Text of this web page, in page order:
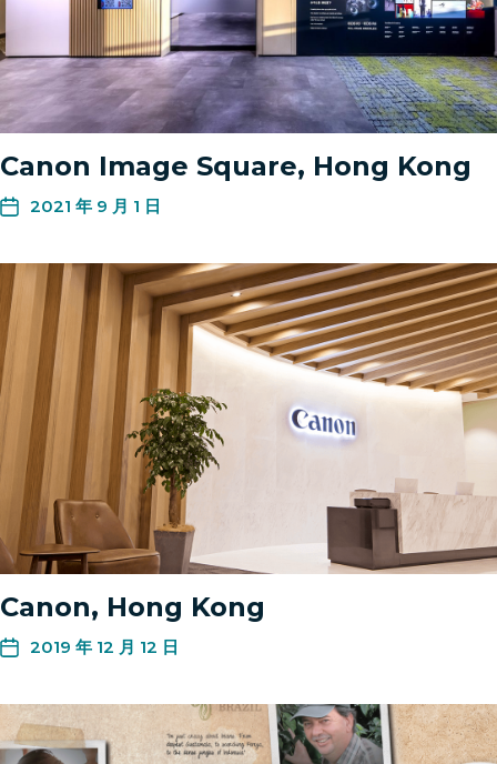
Canon Image Square, Hong Kong
2021 年 9 月 1 日
Canon, Hong Kong
2019 年 12 月 12 日